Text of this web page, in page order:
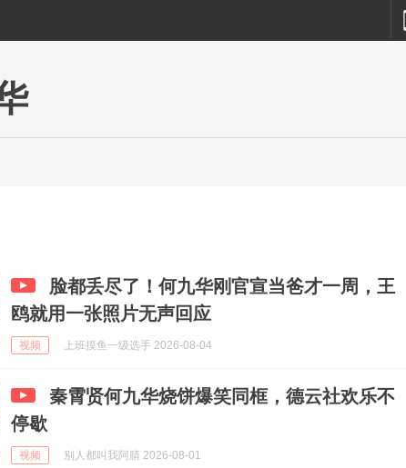
脸都丢尽了！何九华刚官宣当爸才一周，王
鸥就用一张照片无声回应
视频 上班摸鱼一级选手 2026-08-04
秦霄贤何九华烧饼爆笑同框，德云社欢乐不
停歇
视频 别人都叫我阿腈 2026-08-01